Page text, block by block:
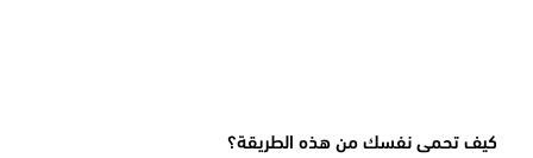
كيف تحمى نفسك من هذه الطريقة؟